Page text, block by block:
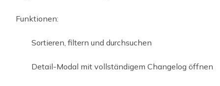
Funktionen:
Sortieren, filtern und durchsuchen
Detail-Modal mit vollständigem Changelog öffnen